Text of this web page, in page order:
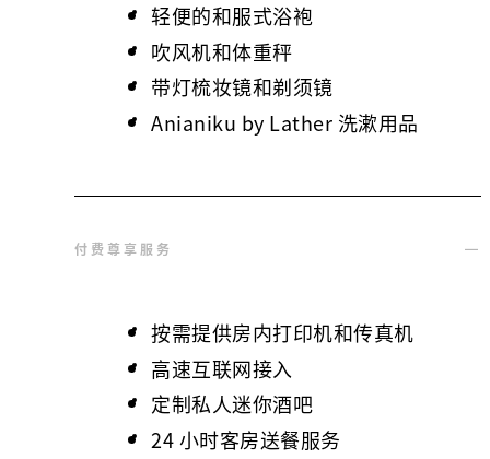
轻便的和服式浴袍
吹风机和体重秤
带灯梳妆镜和剃须镜
Anianiku by Lather 洗漱用品
付费尊享服务
按需提供房内打印机和传真机
高速互联网接入
定制私人迷你酒吧
24 小时客房送餐服务